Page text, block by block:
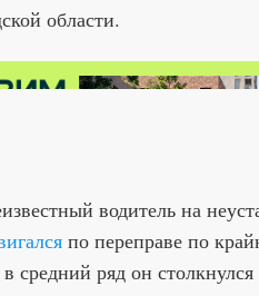
области.
водитель на
по переправе по
средний ряд он